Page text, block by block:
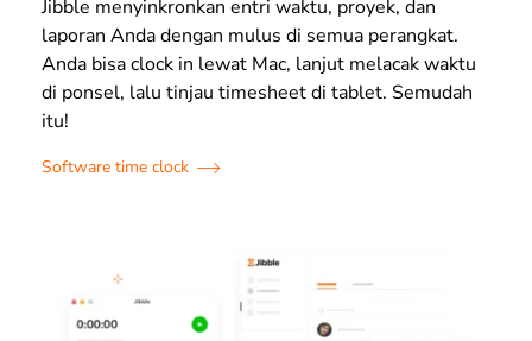
Jibble menyinkronkan entri waktu, proyek, dan
laporan Anda dengan mulus di semua perangkat.
Anda bisa clock in lewat Mac, lanjut melacak waktu
di ponsel, lalu tinjau timesheet di tablet. Semudah
itu!
Software time clock